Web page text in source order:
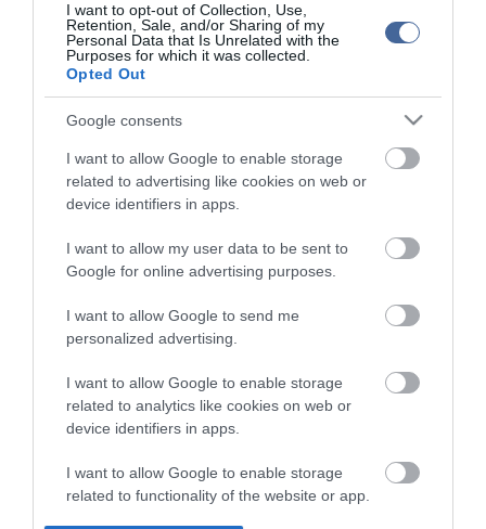
I want to opt-out of Collection, Use,
Retention, Sale, and/or Sharing of my
Personal Data that Is Unrelated with the
Purposes for which it was collected.
Opted Out
Google consents
I want to allow Google to enable storage
related to advertising like cookies on web or
device identifiers in apps.
I want to allow my user data to be sent to
Google for online advertising purposes.
I want to allow Google to send me
personalized advertising.
I want to allow Google to enable storage
related to analytics like cookies on web or
device identifiers in apps.
I want to allow Google to enable storage
related to functionality of the website or app.
ma.hu legfrissebb hírei:
8:04
Vitézy Dávid: 2,3 milliárd forint került vissza az államhoz
egy útdíjrendszeres ügylet felülvizsgálata után
Saját életét is kockára tette a magyar erdész, hogy
megállítsa a tüzet
Második világháborús MG-42 géppuskát emeltek ki a
Dunából - a rendőrség lefoglalta
A Miniszterelnökség felmondta a Lounge Eventtel kötött
keretszerződését
Újabb két gyanúsítottat fogtak el a 600 milliós
ingatlanmaffia ügyében
Vizes Eb - Megvan az első magyar arany, a nyíltvízi úszó
Betlehem Dávid nyerte a kieséses versenyt
top cikkek:
Nem is olyan egészséges a népszerű banán?